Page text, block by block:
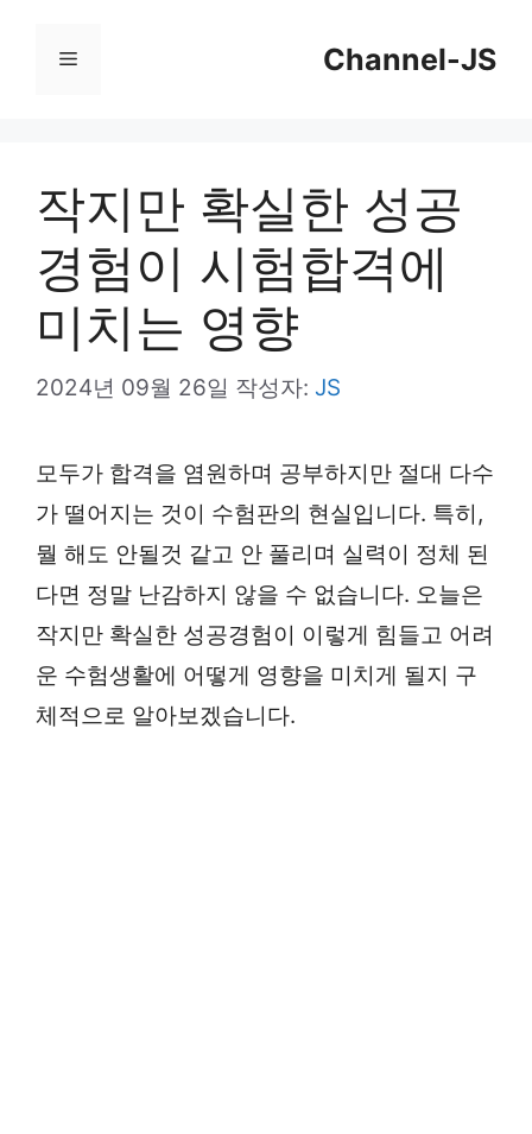
Channel-JS
메
작지만 확실한 성공
경험이 시험합격에
미치는 영향
2024년 09월 26일 작성자: JS
모두가 합격을 염원하며 공부하지만 절대 다수
가 떨어지는 것이 수험판의 현실입니다. 특히,
뭘 해도 안될것 같고 안 풀리며 실력이 정체 된
다면 정말 난감하지 않을 수 없습니다. 오늘은
작지만 확실한 성공경험이 이렇게 힘들고 어려
운 수험생활에 어떻게 영향을 미치게 될지 구
체적으로 알아보겠습니다.